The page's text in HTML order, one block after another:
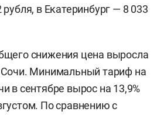
в Екатеринбург — 8 033
снижения цена выросла
Сочи. Минимальный тариф на
в сентябре вырос на 13,9%
По сравнению с